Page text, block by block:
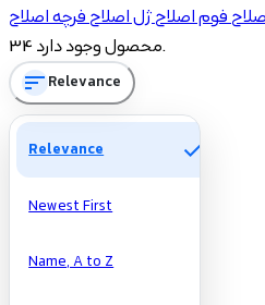
افترشیو 13
خمیر اصلاح 2
فوم اصلاح 8
ژل اصلاح 11
Price
فوم اصلاحژل اصلاحفرچه اصلاح
34 محصول وجود دارد.
sortRelevance
Relevance check
Newest First
Name, A to Z